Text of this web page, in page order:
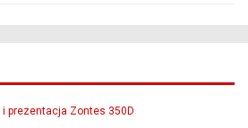
i prezentacja Zontes 350D